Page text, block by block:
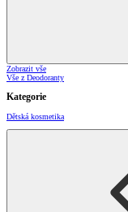
Zobrazit vše
Vše z Deodoranty
Kategorie
Dětská kosmetika